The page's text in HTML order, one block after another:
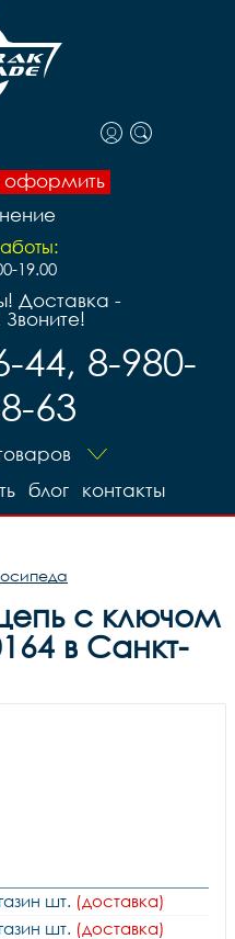
оформить
19.00
Доставка -
44, 8-980-
63
контакты
блог
с ключом
в Санкт-
шт. (доставка)
шт. (доставка)